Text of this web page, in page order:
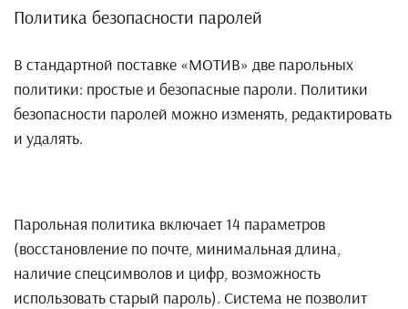
Политика безопасности паролей
В стандартной поставке «МОТИВ» две парольных
политики: простые и безопасные пароли. Политики
безопасности паролей можно изменять, редактировать
и удалять.
Парольная политика включает 14 параметров
(восстановление по почте, минимальная длина,
наличие спецсимволов и цифр, возможность
использовать старый пароль). Система не позволит